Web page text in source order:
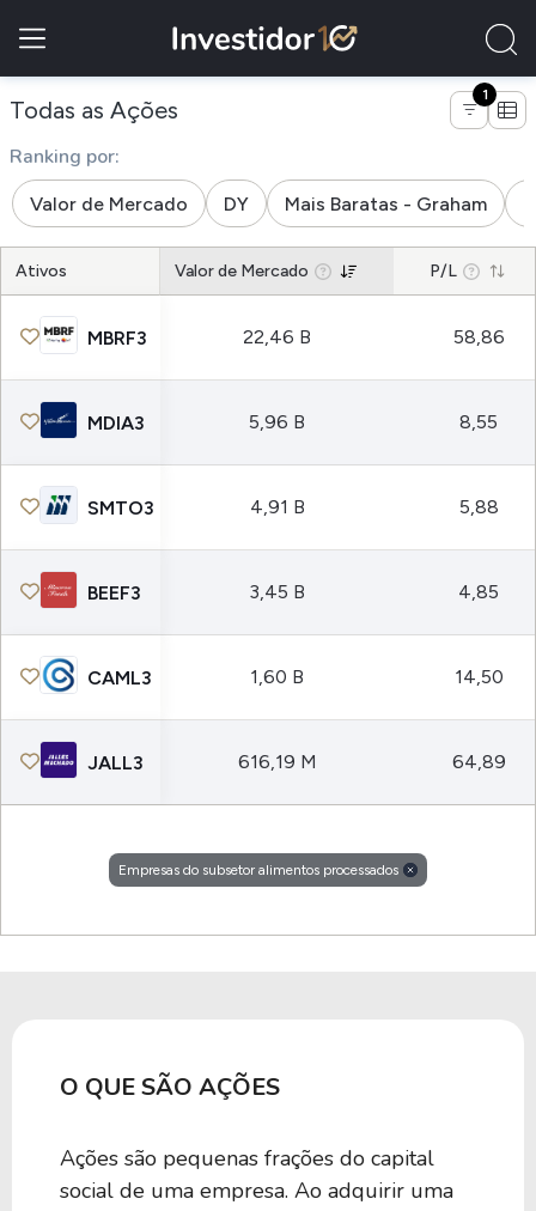
Todas as Ações de empresas do subsetor 1
Ranking por:
Valor de Mercado DY Mais Baratas - Graham
Ativos Valor de Mercado P/L
MBRF3 22,46 B 58,86
MDIA3 5,96 B 8,55
SMTO3 4,91 B 5,88
BEEF3 3,45 B 4,85
CAML3 1,60 B 14,50
JALL3 616,19 M 64,89
Empresas do subsetor alimentos processados
O QUE SÃO AÇÕES
Ações são pequenas frações do capital
social de uma empresa. Ao adquirir uma